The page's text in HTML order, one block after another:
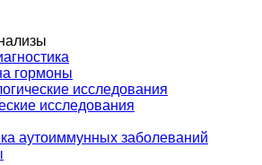
гормоны
исследования
исследования
аутоиммунных заболеваний